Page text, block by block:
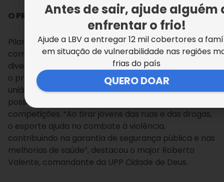
O PROJETO
Pilar do projeto social que atende a dezenas de
comunidades do Rio de Janeiro com aulas de
diversas modalidades de artes marciais desde 2010,
o projeto Geração UPP é desenvolvido por policias. A
união entre instituições é a responsável por tornar
possíveis as viagens e inscrições da equipe em
competições. “Ao tirar jovens das ruas e das drogas,
o esporte ajuda no combate à violência,
contribuindo na garantia de segurança pública e nas
melhorias de saúde”, destacou o major Roberto
Valente, comandante da UPP Cidade de Deus.
Antes de sair, ajude alguém
enfrentar o frio!
Ajude a LBV a entregar 12 mil cobertores a
em situação de vulnerabilidade nas regiões
frias do país
QUERO DOAR